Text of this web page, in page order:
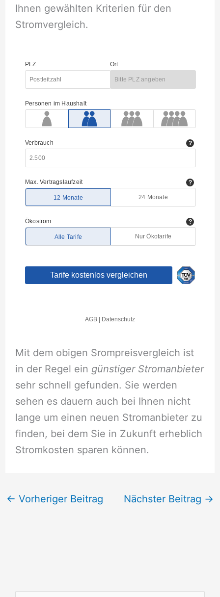
Ihnen gewählten Kriterien für den
Stromvergleich.
Mit dem obigen Srompreisvergleich ist
in der Regel ein günstiger Stromanbieter
sehr schnell gefunden. Sie werden
sehen es dauern auch bei Ihnen nicht
lange um einen neuen Stromanbieter zu
finden, bei dem Sie in Zukunft erheblich
Stromkosten sparen können.
← Vorheriger Beitrag Nächster Beitrag →